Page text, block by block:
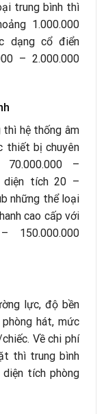
trung bình thì
1.000.000
dạng cổ điển
– 2.000.000
thì hệ thống âm
thiết bị chuyên
–
diện tích 20 –
những thể loại
cao cấp với
150.000.000
lực, độ bền
hát, mức
Về chi phí
thì trung bình
tích phòng